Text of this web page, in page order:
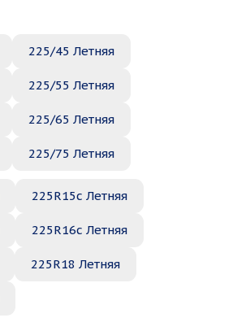
225/45 Летняя
225/55 Летняя
225/65 Летняя
225/75 Летняя
225R15c Летняя
225R16c Летняя
225R18 Летняя